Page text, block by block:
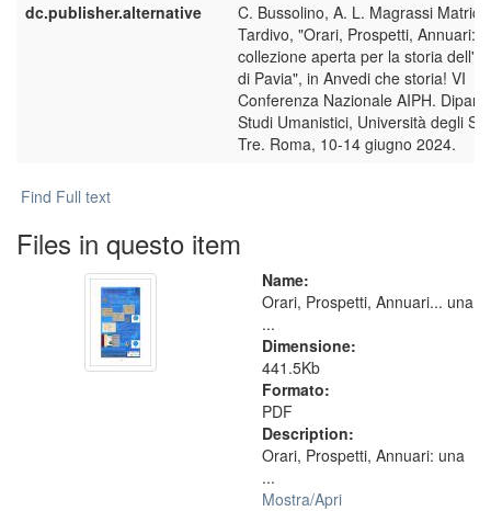
dc.publisher.alternative
C. Bussolino, A. L. Magrassi
Tardivo, "Orari, Prospetti, Annuari:
collezione aperta per la storia
di Pavia", in Anvedi che storia! VI
Conferenza Nazionale AIPH.
Studi Umanistici, Università degli
Tre. Roma, 10-14 giugno 2024.
Find Full text
Files in questo item
Name:
Orari, Prospetti, Annuari... una
...
Dimensione:
441.5Kb
Formato:
PDF
Description:
Orari, Prospetti, Annuari: una
...
Mostra/Apri